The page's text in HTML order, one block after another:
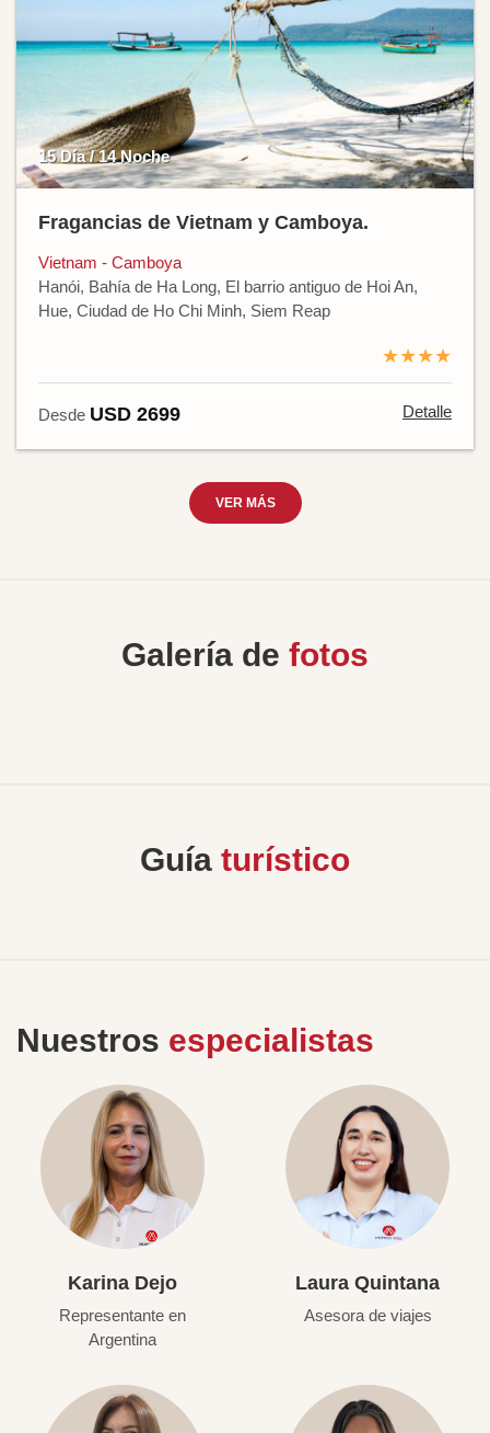
15 Día / 14 Noche
Fragancias de Vietnam y Camboya.
Vietnam - Camboya
Hanói, Bahía de Ha Long, El barrio antiguo de Hoi An,
Hue, Ciudad de Ho Chi Minh, Siem Reap
★★★★
Desde USD 2699 Detalle
VER MÁS
Galería de fotos
Guía turístico
Nuestros especialistas
Karina Dejo
Representante en
Argentina
Laura Quintana
Asesora de viajes